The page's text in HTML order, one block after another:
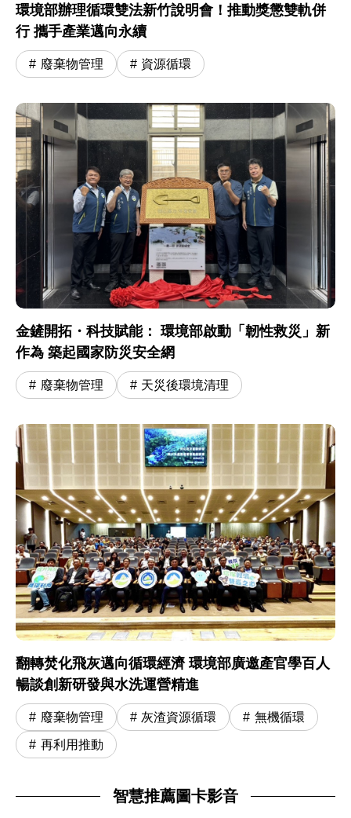
環境部辦理循環雙法新竹說明會！推動獎懲雙軌併
行 攜手產業邁向永續
廢棄物管理 資源循環
金鏟開拓・科技賦能： 環境部啟動「韌性救災」新
作為 築起國家防災安全網
廢棄物管理 天災後環境清理
翻轉焚化飛灰邁向循環經濟 環境部廣邀產官學百人
暢談創新研發與水洗運營精進
廢棄物管理 灰渣資源循環 無機循環
再利用推動
智慧推薦圖卡影音